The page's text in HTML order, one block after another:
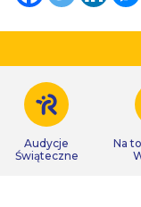
Audycje
Świąteczne
Na